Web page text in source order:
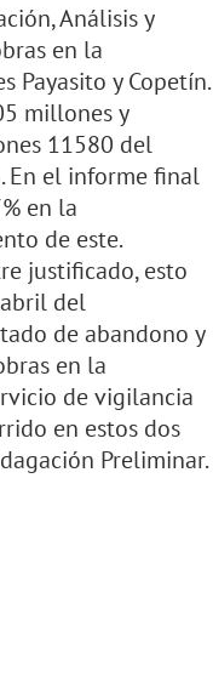
Análisis y
en la
Payasito y Copetín.
millones y
11580 del
En el informe final
en la
de este.
justificado, esto
del
de abandono y
en la
de vigilancia
en estos dos
Preliminar.